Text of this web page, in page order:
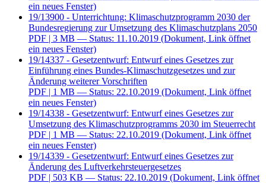
ein neues Fenster)
19/13900 - Unterrichtung: Klimaschutzprogramm 2030 der
Bundesregierung zur Umsetzung des Klimaschutzplans 2050
PDF | 3 MB — Status: 11.10.2019 (Dokument, Link öffnet
ein neues Fenster)
19/14337 - Gesetzentwurf: Entwurf eines Gesetzes zur
Einführung eines Bundes-Klimaschutzgesetzes und zur
Änderung weiterer Vorschriften
PDF | 1 MB — Status: 22.10.2019 (Dokument, Link öffnet
ein neues Fenster)
19/14338 - Gesetzentwurf: Entwurf eines Gesetzes zur
Umsetzung des Klimaschutzprogramms 2030 im Steuerrecht
PDF | 1 MB — Status: 22.10.2019 (Dokument, Link öffnet
ein neues Fenster)
19/14339 - Gesetzentwurf: Entwurf eines Gesetzes zur
Änderung des Luftverkehrsteuergesetzes
PDF | 503 KB — Status: 22.10.2019 (Dokument, Link öffnet